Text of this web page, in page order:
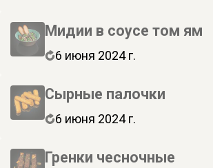
Мидии в соусе том ям
6 июня 2024 г.
Сырные палочки
6 июня 2024 г.
Гренки чесночные